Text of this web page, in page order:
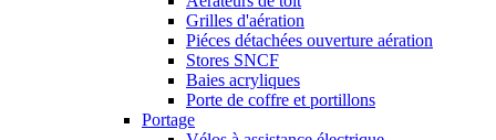
Grilles d'aération
Piéces détachées ouverture aération
Stores SNCF
Baies acryliques
Porte de coffre et portillons
Portage